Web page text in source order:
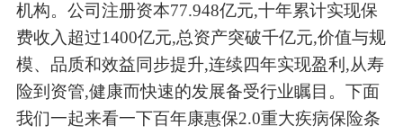
机构。公司注册资本77.948亿元,十年累计实现保
费收入超过1400亿元,总资产突破千亿元,价值与规
模、品质和效益同步提升,连续四年实现盈利,从寿
险到资管,健康而快速的发展备受行业瞩目。下面
我们一起来看一下百年康惠保2.0重大疾病保险条